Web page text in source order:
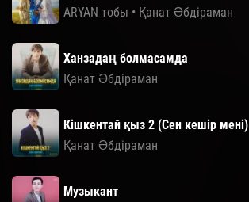
ARYAN тобы • Қанат Әбдіраман
Ханзадаң болмасамда
Қанат Әбдіраман
Кішкентай қыз 2 (Сен кешір мені)
Қанат Әбдіраман
Музыкант